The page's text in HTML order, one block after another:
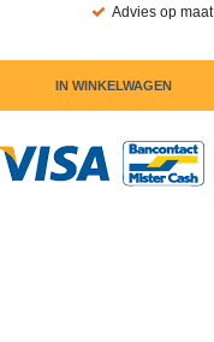
Advies op
IN WINKELWAGEN